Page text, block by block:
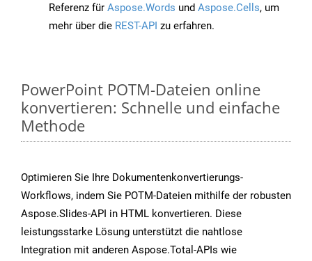
Referenz für Aspose.Words und Aspose.Cells, um
mehr über die REST-API zu erfahren.
PowerPoint POTM-Dateien online
konvertieren: Schnelle und einfache
Methode
Optimieren Sie Ihre Dokumentenkonvertierungs-
Workflows, indem Sie POTM-Dateien mithilfe der robusten
Aspose.Slides-API in HTML konvertieren. Diese
leistungsstarke Lösung unterstützt die nahtlose
Integration mit anderen Aspose.Total-APIs wie